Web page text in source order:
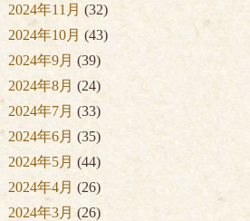
2024年11月 (32)
2024年10月 (43)
2024年9月 (39)
2024年8月 (24)
2024年7月 (33)
2024年6月 (35)
2024年5月 (44)
2024年4月 (26)
2024年3月 (26)